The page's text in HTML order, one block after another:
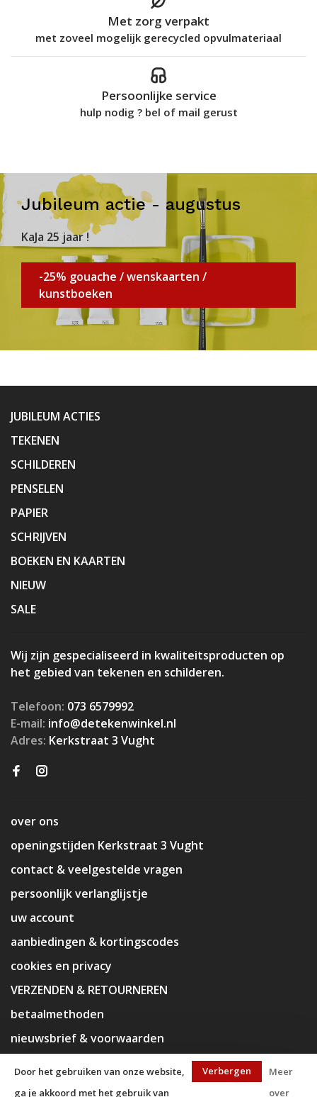
Met zorg verpakt
met zoveel mogelijk gerecycled opvulmateriaal
Persoonlijke service
hulp nodig ? bel of mail gerust
Jubileum actie - augustus
KaJa 25 jaar !
-25% gouache / wenskaarten /
kunstboeken
JUBILEUM ACTIES
TEKENEN
SCHILDEREN
PENSELEN
PAPIER
SCHRIJVEN
BOEKEN EN KAARTEN
NIEUW
SALE
Wij zijn gespecialiseerd in kwaliteitsproducten op
het gebied van tekenen en schilderen.
Telefoon: 073 6579992
E-mail: info@detekenwinkel.nl
Adres: Kerkstraat 3 Vught
over ons
openingstijden Kerkstraat 3 Vught
contact & veelgestelde vragen
persoonlijk verlanglijstje
uw account
aanbiedingen & kortingscodes
cookies en privacy
VERZENDEN & RETOURNEREN
betaalmethoden
nieuwsbrief & voorwaarden
Door het gebruiken van onze website,
ga je akkoord met het gebruik van
Verbergen
Meer
over